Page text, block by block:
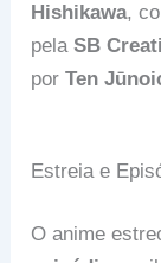
Hishikawa,
pelaSB
porTen
Estreia e
O anime